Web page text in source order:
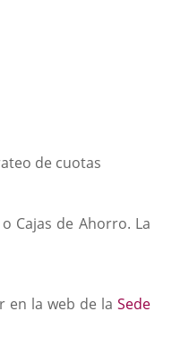
de cuotas
Cajas de Ahorro. La
en la web de la Sede